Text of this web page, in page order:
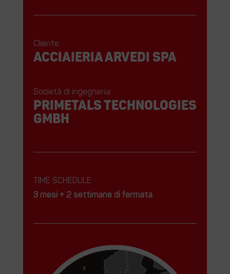
Cliente:
ACCIAIERIA ARVEDI SPA
Società di ingegneria:
PRIMETALS TECHNOLOGIES
GMBH
TIME SCHEDULE:
3 mesi + 2 settimane di fermata